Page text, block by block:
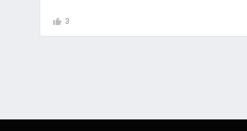
3